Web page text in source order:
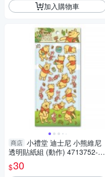
加入購物車
商店 小禮堂 迪士尼 小熊維尼
透明貼紙組 (動作) 4713752-12
2802
$30